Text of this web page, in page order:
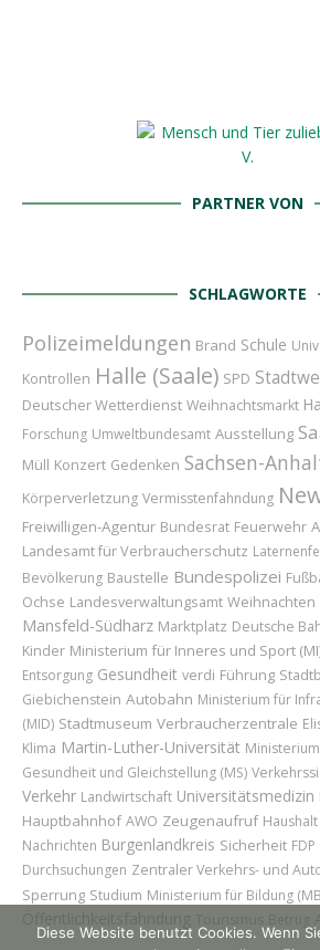
PARTNER VON
SCHLAGWORTE
Polizeimeldungen Brand Schule
Kontrollen Halle (Saale) SPD
Deutscher Wetterdienst Weihnachtsmarkt
Forschung Umweltbundesamt Ausstellung
Müll Konzert Gedenken Sachsen-
Körperverletzung Vermisstenfahndung
Freiwilligen-Agentur Bundesrat Feuerwehr
Landesamt für Verbraucherschutz
Bevölkerung Baustelle Bundespolizei
Ochse Landesverwaltungsamt Weihnachten
Mansfeld-Südharz Marktplatz Deutsche
Kinder Ministerium für Inneres und Sport
Entsorgung Gesundheit verdi Führung
Giebichenstein Autobahn Ministerium für
(MID) Stadtmuseum Verbraucherzentrale
Klima Martin-Luther-Universität
Gesundheit und Gleichstellung (MS)
Verkehr Landwirtschaft Universitätsmedizin
Hauptbahnhof AWO Zeugenaufruf Haushalt
Nachrichten Burgenlandkreis Sicherheit FDP
Durchsuchungen Zentraler Verkehrs- und
Sperrung Studium Ministerium für Bildung
Diese Website benutzt Cookies. Wenn